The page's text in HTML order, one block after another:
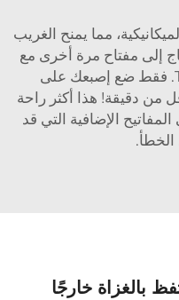
مما يمنح الغريب
إلى مفتاح مرة أخرى مع
باب قفل بصمة الإصبع Tenon. فقط ضع إصبعك على
من دقيقة! هذا أكثر راحة
الإضافية التي قد
الخطأ.
بالغزاة خارجًا